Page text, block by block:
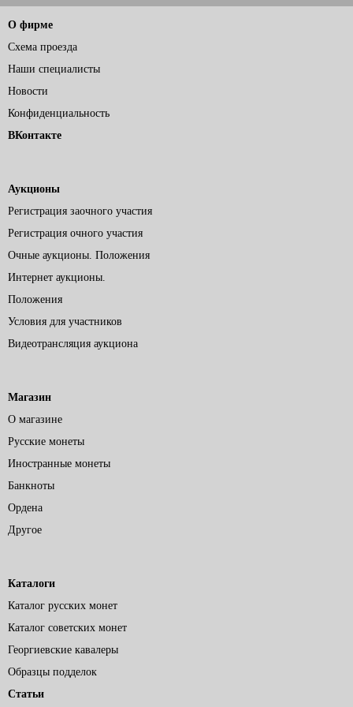
О фирме
Схема проезда
Наши специалисты
Новости
Конфиденциальность
ВКонтакте
Аукционы
Регистрация заочного участия
Регистрация очного участия
Очные аукционы. Положения
Интернет аукционы.
Положения
Условия для участников
Видеотрансляция аукциона
Магазин
О магазине
Русские монеты
Иностранные монеты
Банкноты
Ордена
Другое
Каталоги
Каталог русских монет
Каталог советских монет
Георгиевские кавалеры
Образцы подделок
Статьи